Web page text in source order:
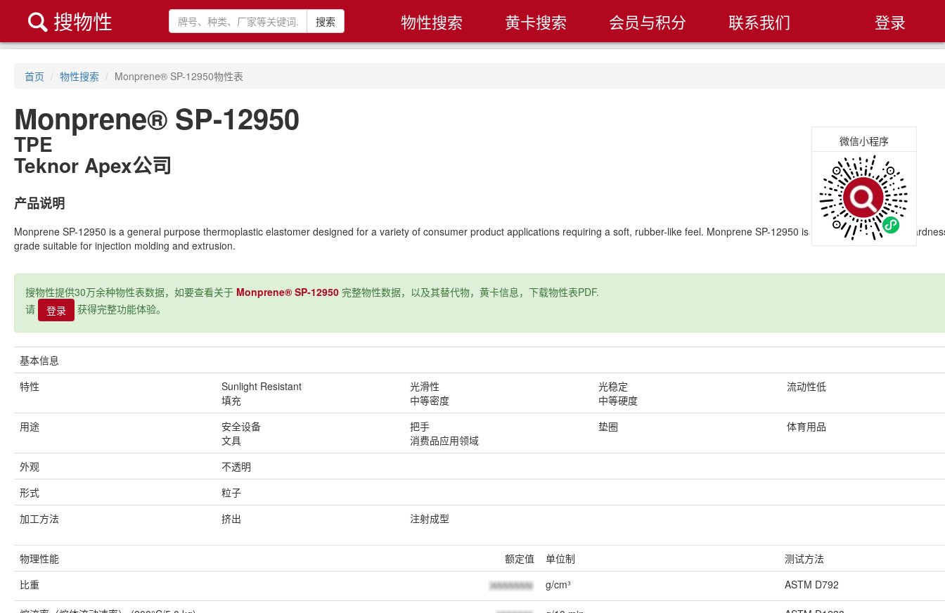
 搜物性 搜索 物性搜索 黄卡搜索 会员与积分 联系我们 登录
首页 物性搜索 Monprene® SP-12950物性表
Monprene® SP-12950
TPE
Teknor Apex公司
产品说明
Monprene SP-12950 is a general purpose thermoplastic elastomer designed for a variety of consumer product applications requiring a soft, rubber-like feel. Monprene SP-12950 is a UV-stable, medium
grade suitable for injection molding and extrusion.
搜物性提供30万余种物性表数据，如要查看关于 Monprene® SP-12950 完整物性数据，以及其替代物，黄卡信息，下载物性表PDF.
请
登录 获得完整功能体验。
基本信息
特性
Sunlight Resistant 光滑性 光稳定
流动性低
填充
中等密度
中等硬度
用途
安全设备 把手 垫圈
体育用品
文具
消费品应用领域
外观
不透明
形式
粒子
加工方法
挤出 注射成型
物理性能 额定值 单位制
测试方法
比重
g/cm³ ASTM D792
微信小程序